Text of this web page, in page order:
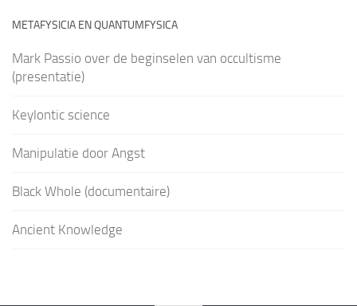
METAFYSICIA EN QUANTUMFYSICA
Mark Passio over de beginselen van occultisme
(presentatie)
Keylontic science
Manipulatie door Angst
Black Whole (documentaire)
Ancient Knowledge